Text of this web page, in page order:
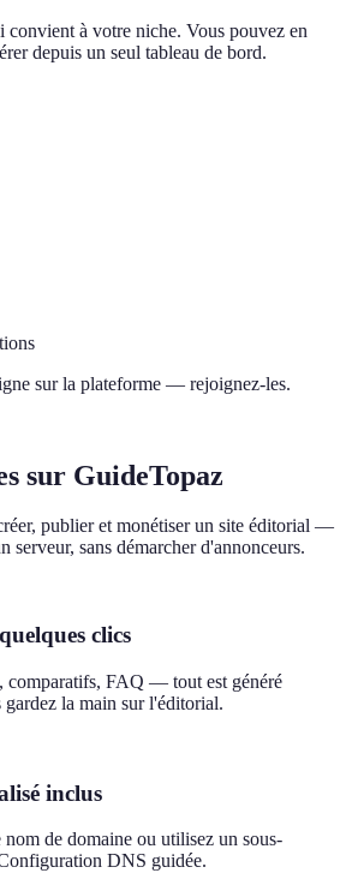
convient à votre niche. Vous pouvez en
depuis un seul tableau de bord.
sur la plateforme — rejoignez-les.
sur GuideTopaz
publier et monétiser un site éditorial —
serveur, sans démarcher d'annonceurs.
clics
comparatifs, FAQ — tout est généré
la main sur l'éditorial.
inclus
de domaine ou utilisez un sous-
DNS guidée.